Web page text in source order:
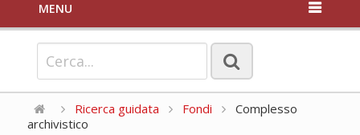
MENU
Ricerca guidata Fondi
Complesso
archivistico